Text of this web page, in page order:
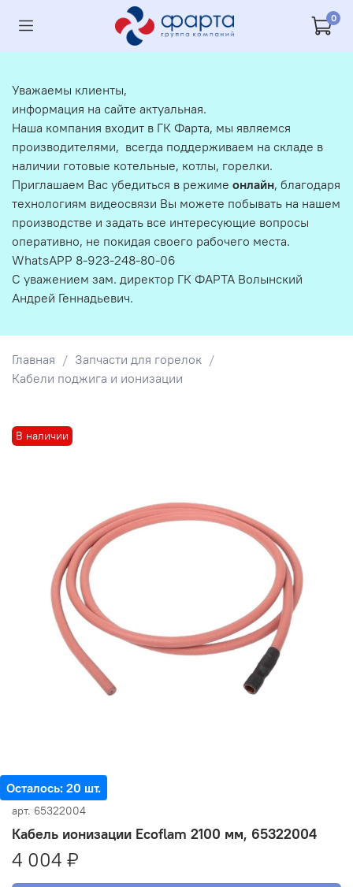
0
Главная
Запчасти для горелок
Кабели поджига и ионизации
Осталось: 20 шт.
В наличии
арт. 65322004
Кабель ионизации Ecoflam 2100 мм, 65322004
4 004 ₽
Уважаемы клиенты,
информация на сайте актуальная.
Наша компания входит в ГК Фарта, мы являемся
производителями, всегда поддерживаем на складе в
наличии готовые котельные, котлы, горелки.
Приглашаем Вас убедиться в режиме онлайн, благодаря
технологиям видеосвязи Вы можете побывать на нашем
производстве и задать все интересующие вопросы
оперативно, не покидая своего рабочего места.
WhatsAPP 8-923-248-80-06
С уважением зам. директор ГК ФАРТА Волынский
Андрей Геннадьевич.